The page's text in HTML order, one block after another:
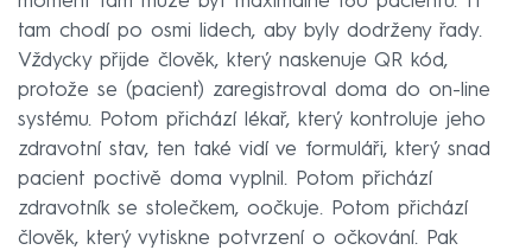
tam chodí po osmi lidech, aby byly dodrženy řady.
Vždycky přijde člověk, který naskenuje QR kód,
protože se (pacient) zaregistroval doma do on-line
systému. Potom přichází lékař, který kontroluje jeho
zdravotní stav, ten také vidí ve formuláři, který snad
pacient poctivě doma vyplnil. Potom přichází
zdravotník se stolečkem, oočkuje. Potom přichází
člověk, který vytiskne potvrzení o očkování. Pak